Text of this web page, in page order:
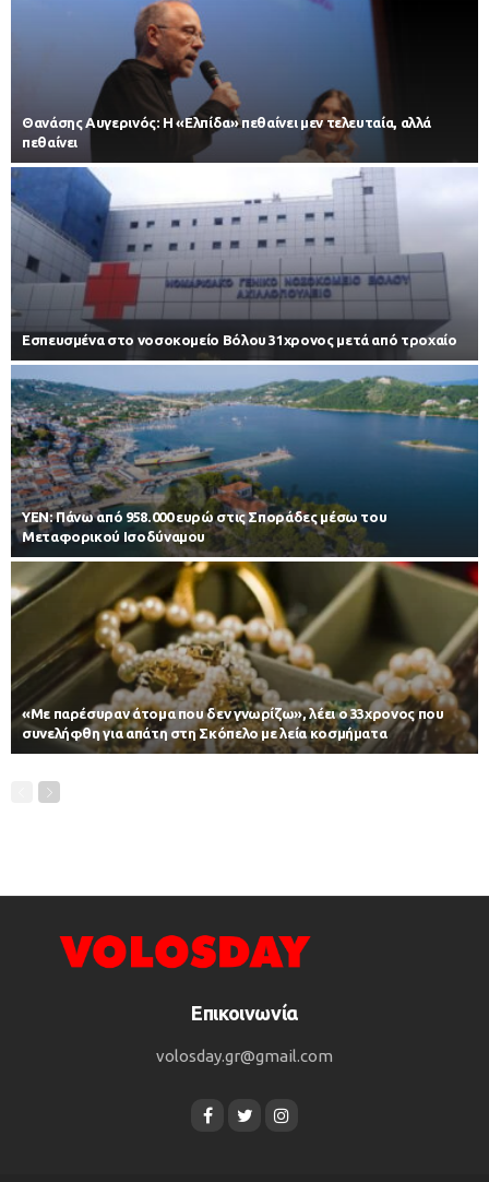
Θανάσης Αυγερινός: Η «Ελπίδα» πεθαίνει μεν τελευταία, αλλά
πεθαίνει
Εσπευσμένα στο νοσοκομείο Βόλου 31χρονος μετά από τροχαίο
ΥΕΝ: Πάνω από 958.000 ευρώ στις Σποράδες μέσω του
Μεταφορικού Ισοδύναμου
«Με παρέσυραν άτομα που δεν γνωρίζω», λέει ο 33χρονος που
συνελήφθη για απάτη στη Σκόπελο με λεία κοσμήματα
Επικοινωνία
volosday.gr@gmail.com